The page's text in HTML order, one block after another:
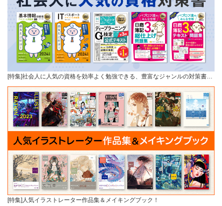
[特集]社会人に人気の資格を効率よく勉強できる、豊富なジャンルの対策書…
[特集]人気イラストレーター作品集＆メイキングブック！